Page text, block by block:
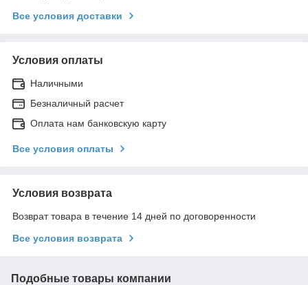
Все условия доставки
Условия оплаты
Наличными
Безналичный расчет
Оплата нам банковскую карту
Все условия оплаты
Условия возврата
Возврат товара в течение 14 дней по договоренности
Все условия возврата
Подобные товары компании